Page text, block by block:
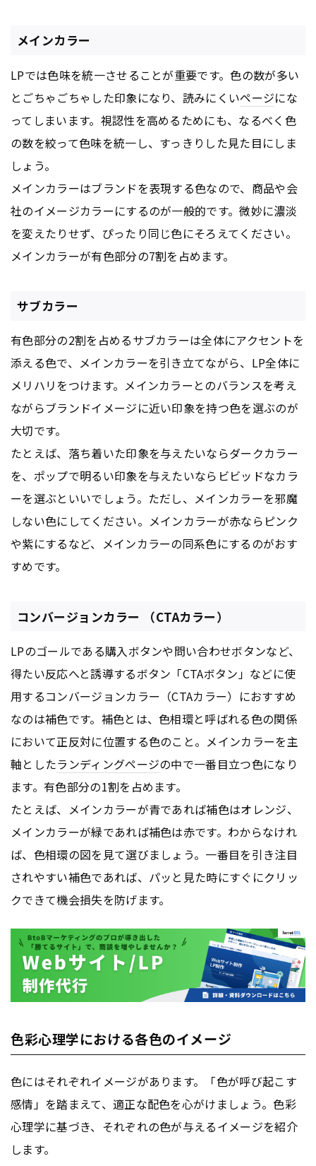
メインカラー
LPでは色味を統一させることが重要です。色の数が多い
とごちゃごちゃした印象になり、読みにくいページにな
ってしまいます。視認性を高めるためにも、なるべく色
の数を絞って色味を統一し、すっきりした見た目にしま
しょう。
メインカラーはブランドを表現する色なので、商品や会
社のイメージカラーにするのが一般的です。微妙に濃淡
を変えたりせず、ぴったり同じ色にそろえてください。
メインカラーが有色部分の7割を占めます。
サブカラー
有色部分の2割を占めるサブカラーは全体にアクセントを
添える色で、メインカラーを引き立てながら、LP全体に
メリハリをつけます。メインカラーとのバランスを考え
ながらブランドイメージに近い印象を持つ色を選ぶのが
大切です。
たとえば、落ち着いた印象を与えたいならダークカラー
を、ポップで明るい印象を与えたいならビビッドなカラ
ーを選ぶといいでしょう。ただし、メインカラーを邪魔
しない色にしてください。メインカラーが赤ならピンク
や紫にするなど、メインカラーの同系色にするのがおす
すめです。
コンバージョンカラー （CTAカラー）
LPのゴールである購入ボタンや問い合わせボタンなど、
得たい反応へと誘導するボタン「CTAボタン」などに使
用するコンバージョンカラー（CTAカラー）におすすめ
なのは補色です。補色とは、色相環と呼ばれる色の関係
において正反対に位置する色のこと。メインカラーを主
軸としたランディングページの中で一番目立つ色になり
ます。有色部分の1割を占めます。
たとえば、メインカラーが青であれば補色はオレンジ、
メインカラーが緑であれば補色は赤です。わからなけれ
ば、色相環の図を見て選びましょう。一番目を引き注目
されやすい補色であれば、パッと見た時にすぐにクリッ
クできて機会損失を防げます。
色彩心理学における各色のイメージ
色にはそれぞれイメージがあります。「色が呼び起こす
感情」を踏まえて、適正な配色を心がけましょう。色彩
心理学に基づき、それぞれの色が与えるイメージを紹介
します。